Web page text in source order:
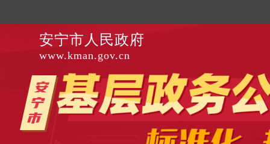
安宁市人民政府
www.kman.gov.cn